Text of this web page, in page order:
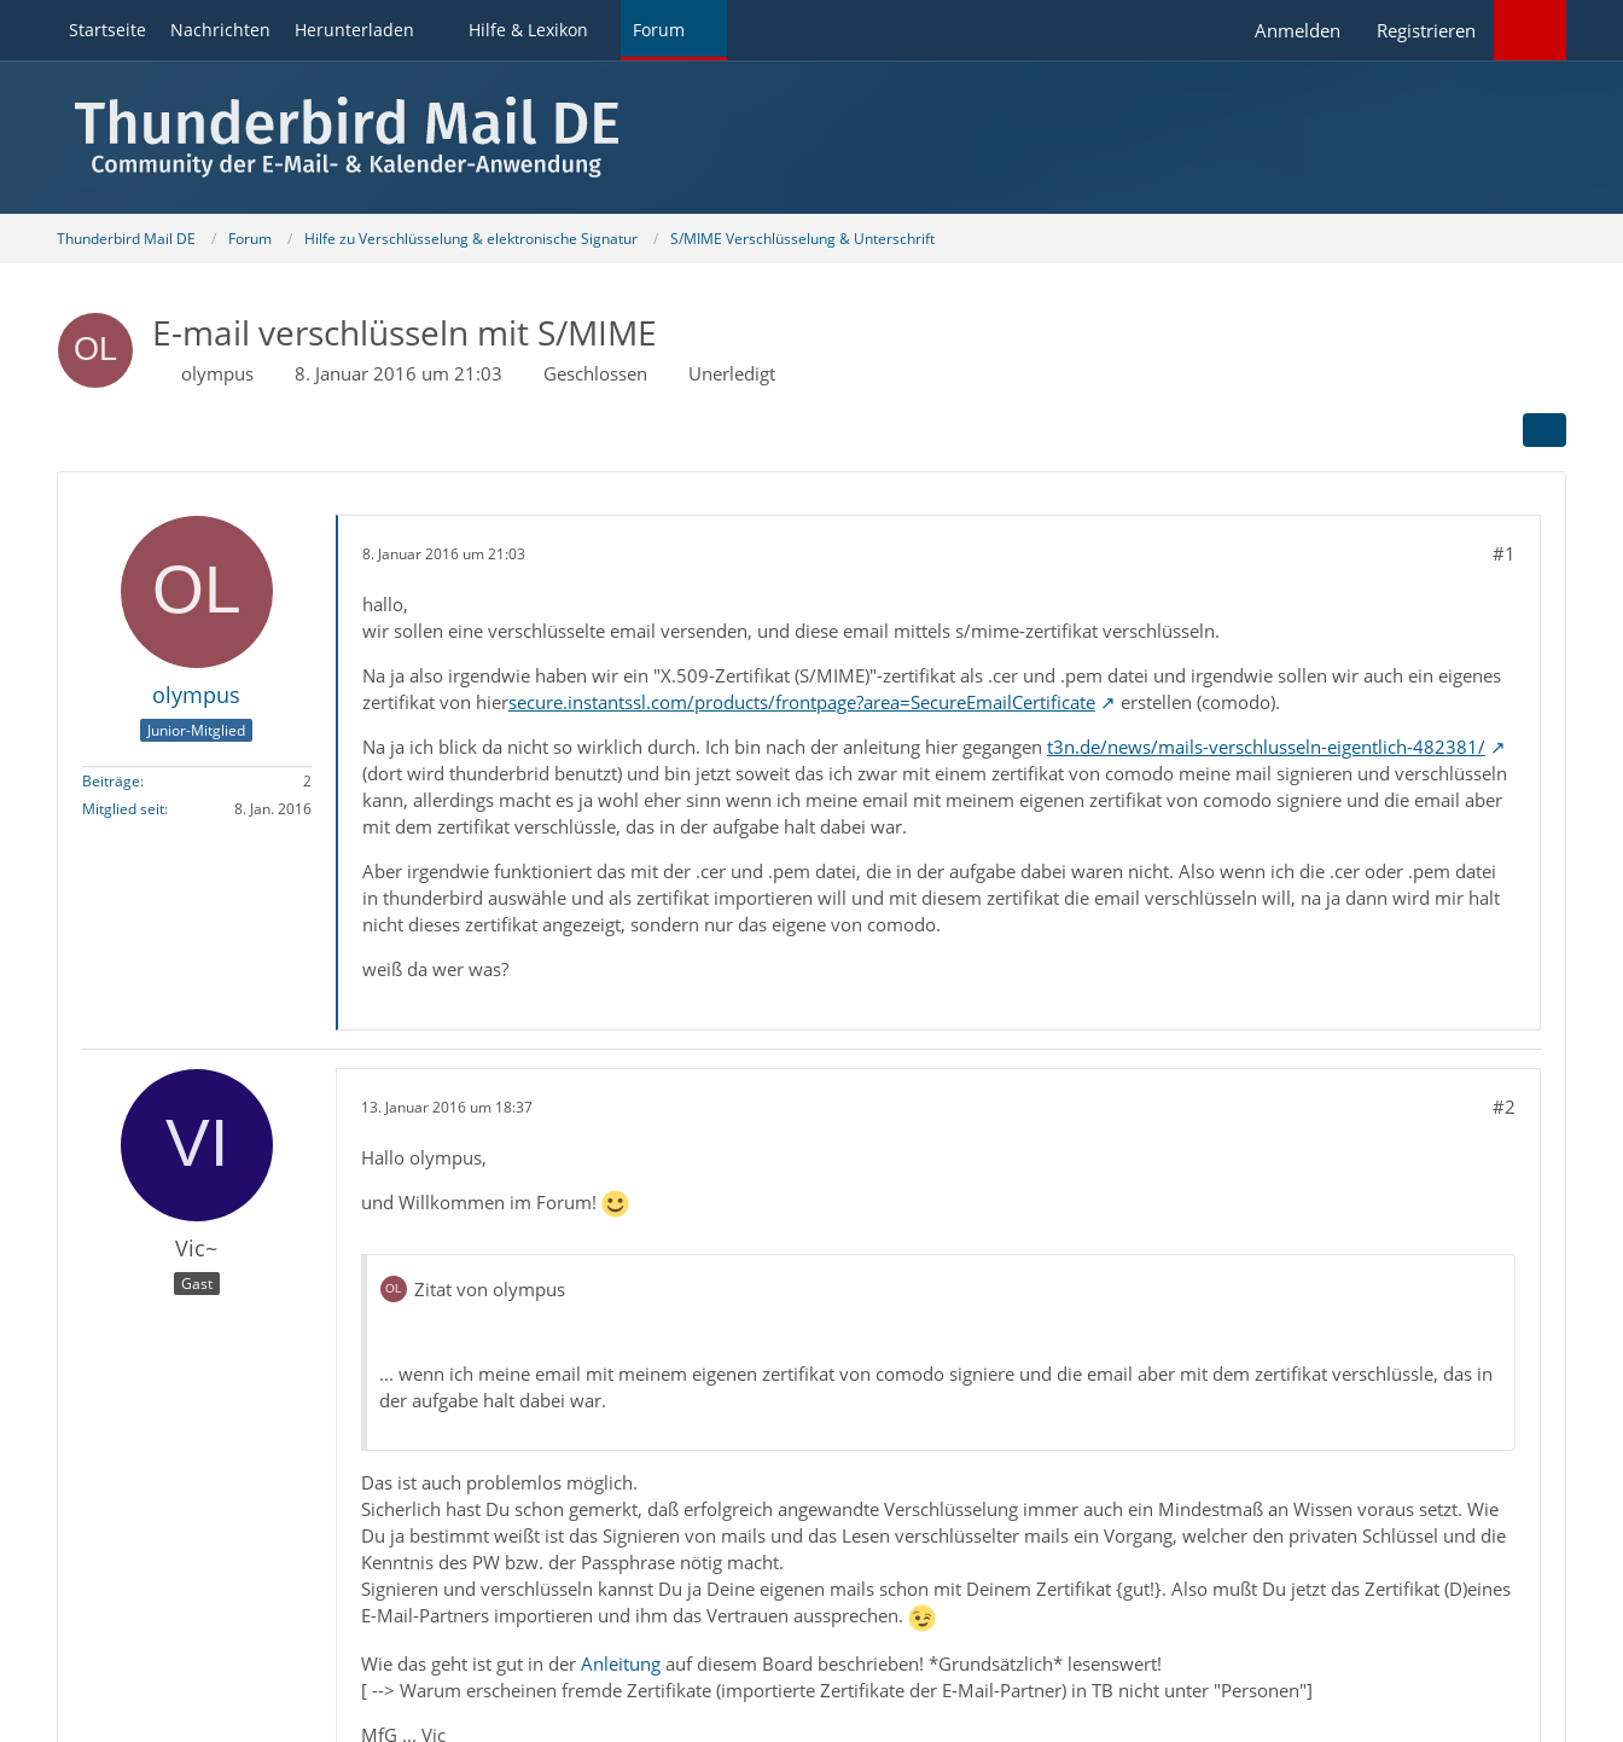
Startseite Nachrichten Herunterladen Hilfe & Lexikon Forum Anmelden Registrieren
Thunderbird Mail DE Forum Hilfe zu Verschlüsselung & elektronische Signatur S/MIME Verschlüsselung & Unterschrift
E-mail verschlüsseln mit S/MIME
olympus 8. Januar 2016 um 21:03 Geschlossen Unerledigt
olympus
Junior-Mitglied
Beiträge
2
Mitglied seit
8. Jan. 2016
8. Januar 2016 um 21:03 #1
hallo,
wir sollen eine verschlüsselte email versenden, und diese email mittels s/mime-zertifikat verschlüsseln.
Na ja also irgendwie haben wir ein "X.509-Zertifikat (S/MIME)"-zertifikat als .cer und .pem datei und irgendwie sollen wir auch ein eigenes
zertifikat von hiersecure.instantssl.com/products/frontpage?area=SecureEmailCertificate
erstellen (comodo).
Na ja ich blick da nicht so wirklich durch. Ich bin nach der anleitung hier gegangen t3n.de/news/mails-verschlusseln-eigentlich-482381/
(dort wird thunderbrid benutzt) und bin jetzt soweit das ich zwar mit einem zertifikat von comodo meine mail signieren und verschlüsseln
kann, allerdings macht es ja wohl eher sinn wenn ich meine email mit meinem eigenen zertifikat von comodo signiere und die email aber
mit dem zertifikat verschlüssle, das in der aufgabe halt dabei war.
Aber irgendwie funktioniert das mit der .cer und .pem datei, die in der aufgabe dabei waren nicht. Also wenn ich die .cer oder .pem datei
in thunderbird auswähle und als zertifikat importieren will und mit diesem zertifikat die email verschlüsseln will, na ja dann wird mir halt
nicht dieses zertifikat angezeigt, sondern nur das eigene von comodo.
weiß da wer was?
Vic~
Gast
13. Januar 2016 um 18:37 #2
Hallo olympus,
und Willkommen im Forum!
Zitat von olympus
... wenn ich meine email mit meinem eigenen zertifikat von comodo signiere und die email aber mit dem zertifikat verschlüssle, das in
der aufgabe halt dabei war.
Das ist auch problemlos möglich.
Sicherlich hast Du schon gemerkt, daß erfolgreich angewandte Verschlüsselung immer auch ein Mindestmaß an Wissen voraus setzt. Wie
Du ja bestimmt weißt ist das Signieren von mails und das Lesen verschlüsselter mails ein Vorgang, welcher den privaten Schlüssel und die
Kenntnis des PW bzw. der Passphrase nötig macht.
Signieren und verschlüsseln kannst Du ja Deine eigenen mails schon mit Deinem Zertifikat {gut!}. Also mußt Du jetzt das Zertifikat (D)eines
E-Mail-Partners importieren und ihm das Vertrauen aussprechen.
Wie das geht ist gut in der Anleitungauf diesem Board beschrieben! *Grundsätzlich* lesenswert!
[ --> Warum erscheinen fremde Zertifikate (importierte Zertifikate der E-Mail-Partner) in TB nicht unter "Personen"]
MfG ... Vic